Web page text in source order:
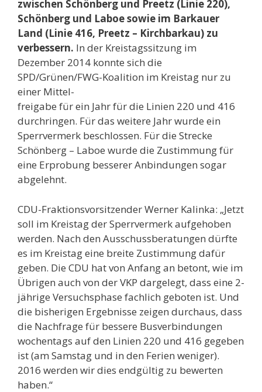
zwischen Schönberg und Preetz (Linie 220),
Schönberg und Laboe sowie im Barkauer
Land (Linie 416, Preetz – Kirchbarkau) zu
verbessern. In der Kreistagssitzung im
Dezember 2014 konnte sich die
SPD/Grünen/FWG-Koalition im Kreistag nur zu
einer Mittel-
freigabe für ein Jahr für die Linien 220 und 416
durchringen. Für das weitere Jahr wurde ein
Sperrvermerk beschlossen. Für die Strecke
Schönberg – Laboe wurde die Zustimmung für
eine Erprobung besserer Anbindungen sogar
abgelehnt.
CDU-Fraktionsvorsitzender Werner Kalinka: „Jetzt
soll im Kreistag der Sperrvermerk aufgehoben
werden. Nach den Ausschussberatungen dürfte
es im Kreistag eine breite Zustimmung dafür
geben. Die CDU hat von Anfang an betont, wie im
Übrigen auch von der VKP dargelegt, dass eine 2-
jährige Versuchsphase fachlich geboten ist. Und
die bisherigen Ergebnisse zeigen durchaus, dass
die Nachfrage für bessere Busverbindungen
wochentags auf den Linien 220 und 416 gegeben
ist (am Samstag und in den Ferien weniger).
2016 werden wir dies endgültig zu bewerten
haben.“